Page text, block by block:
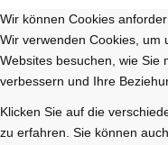
Wir können Cookies
Wir verwenden Cookies, um
Websites besuchen, wie Sie
verbessern und Ihre
Klicken Sie auf die
zu erfahren. Sie können